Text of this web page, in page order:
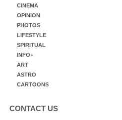
CINEMA
OPINION
PHOTOS
LIFESTYLE
SPIRITUAL
INFO+
ART
ASTRO
CARTOONS
CONTACT US